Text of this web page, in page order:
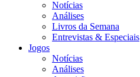
Notícias
Análises
Livros da Semana
Entrevistas & Especiais
Jogos
Notícias
Análises